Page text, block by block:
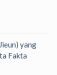
yang
Fakta